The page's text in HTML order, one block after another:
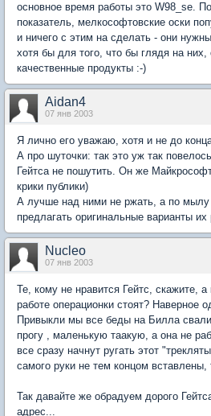
основное время работы это W98_se.
показатель, мелкософтовские оски
и ничего с этим на сделать - они
хотя бы для того, что бы глядя на
качественные продукты :-)
Aidan4
07 янв 2003
Я лично его уважаю, хотя и не до
А про шуточки: так это уж так
Гейтса не пошутить. Он же
крики публики)
А лучше над ними не ржать, а по мылу
предлагать оригинальные варианты
Nucleo
07 янв 2003
Те, кому не нравится Гейтс, скажите,
работе операционки стоят? Наверное
Привыкли мы все беды на Билла
прогу , маленькую таакую, а она не
все сразу начнут ругать этот
самого руки не тем концом вставлены,
Так давайте же обрадуем дорого
адрес...